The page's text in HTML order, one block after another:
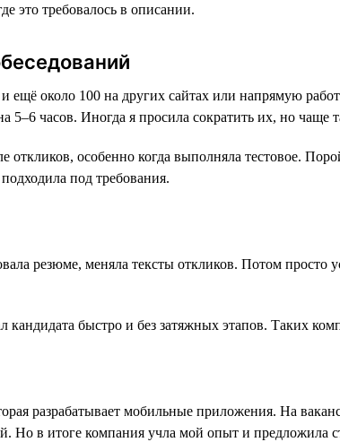
это требовалось в описании.
ещё около 100 на других сайтах или напрямую
часов. Иногда я просила сократить их, но чаще
откликов, особенно когда выполняла тестовое.
под требования.
резюме, меняла тексты откликов. Потом
кандидата быстро и без затяжных этапов. Таких
разрабатывает мобильные приложения. На
Но в итоге компания учла мой опыт и предложила